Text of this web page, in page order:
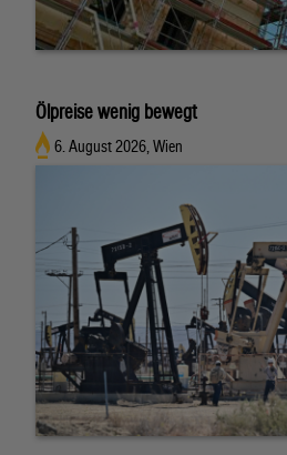
Ölpreise wenig bewegt
6. August 2026, Wien